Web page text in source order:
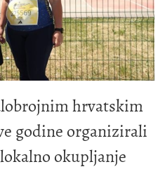
hrvatskim
godine organizirali
okupljanje